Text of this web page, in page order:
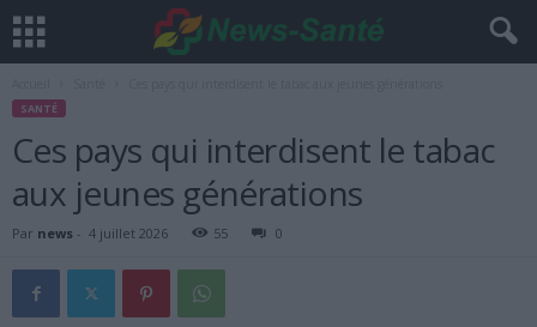
SANTÉ
Ces pays qui interdisent le tabac
aux jeunes générations
Par news - 4 juillet 2026 55 0